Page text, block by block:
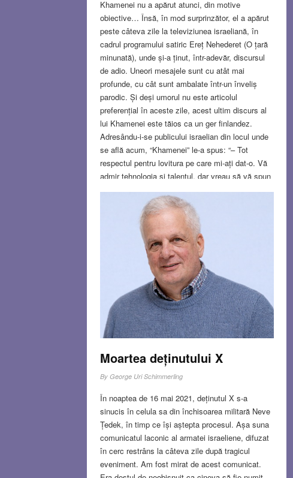
Khamenei nu a apărut atunci, din motive
obiective… Însă, în mod surprinzător, el a apărut
peste câteva zile la televiziunea israeliană, în
cadrul programului satiric Ereț Nehederet (O țară
minunată), unde și-a ținut, într-adevăr, discursul
de adio. Uneori mesajele sunt cu atât mai
profunde, cu cât sunt ambalate într-un înveliș
parodic. Și deși umorul nu este articolul
preferențial în aceste zile, acest ultim discurs al
lui Khamenei este tăios ca un ger finlandez.
Adresându-i-se publicului israelian din locul unde
se află acum, “Khamenei” le-a spus: “– Tot
respectul pentru lovitura pe care mi-ați dat-o. Vă
admir tehnologia și talentul, dar vreau să vă spun
ceva. Știți, odată a fost și aici ca la voi, aveam o
țară dezvoltată, cu tradiție, cu infrastructură. Dar
atunci am venit noi și am răsturnat
Read more…
MAR 12, 2026
Moartea deținutului X
By George Uri Schimmerling
În noaptea de 16 mai 2021, deținutul X s-a
sinucis în celula sa din închisoarea militară Neve
Țedek, în timp ce își aștepta procesul. Așa suna
comunicatul laconic al armatei israeliene, difuzat
în cerc restrâns la câteva zile după tragicul
eveniment. Am fost mirat de acest comunicat.